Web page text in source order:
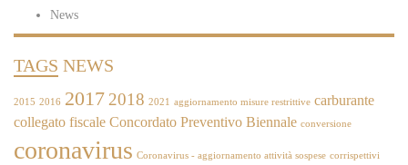
News
TAGS NEWS
2015 2016 2017 2018 2021 aggiornamento misure restrittive carburante
collegato fiscale Concordato Preventivo Biennale conversione
coronavirus Coronavirus - aggiornamento attività sospese corrispettivi